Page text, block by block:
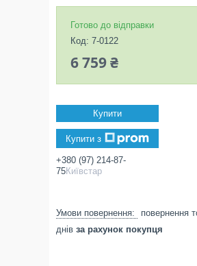
Готово до відправки
Код: 7-0122
6 759 ₴
Купити
Купити з
+380 (97) 214-87-
75Київстар
повернення
днів за рахунок покупця